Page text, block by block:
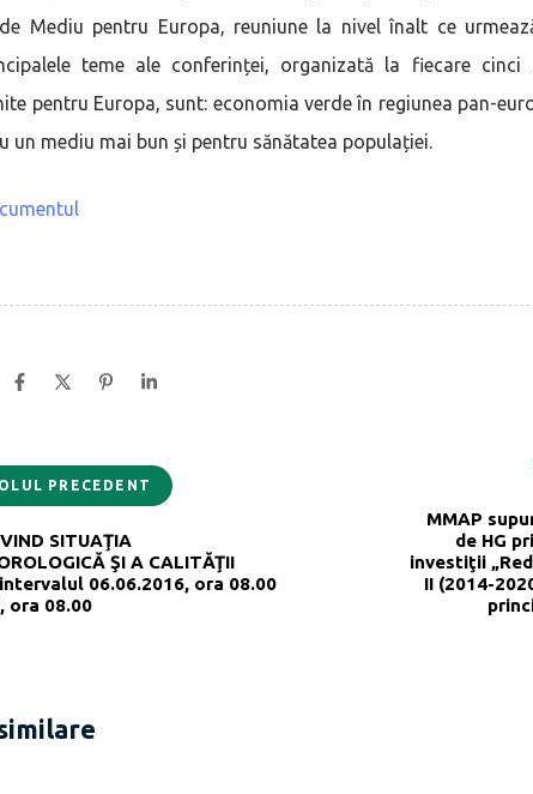
Mediu pentru Europa, reuniune la nivel înalt ce
teme ale conferinței, organizată la fiecare
pentru Europa, sunt: economia verde în regiunea pan-
un mediu mai bun și pentru sănătatea populației.
PRECEDENT
SITUAŢIA
ŞI A CALITĂŢII
intervalul 06.06.2016, ora 08.00
ora 08.00
MMAP
de HG
investiţii
II (2014-